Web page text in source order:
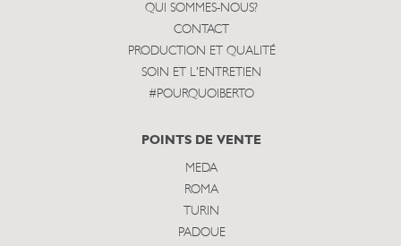
QUI SOMMES-NOUS?
CONTACT
PRODUCTION ET QUALITÉ
SOIN ET L'ENTRETIEN
#POURQUOIBERTO
POINTS DE VENTE
MEDA
ROMA
TURIN
PADOUE